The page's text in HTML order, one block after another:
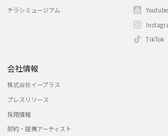
チラシミュージアム
Youtube
TikTok
会社情報
株式会社イープラス
プレスリリース
採用情報
契約・提携アーティスト